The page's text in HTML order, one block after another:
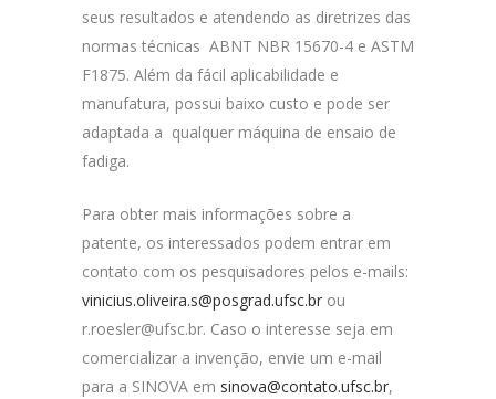
seus resultados e atendendo as diretrizes das
normas técnicas ABNT NBR 15670-4 e ASTM
F1875. Além da fácil aplicabilidade e
manufatura, possui baixo custo e pode ser
adaptada a qualquer máquina de ensaio de
fadiga.
Para obter mais informações sobre a
patente, os interessados podem entrar em
contato com os pesquisadores pelos e-mails:
vinicius.oliveira.s@posgrad.ufsc.br ou
r.roesler@ufsc.br. Caso o interesse seja em
comercializar a invenção, envie um e-mail
para a SINOVA em sinova@contato.ufsc.br,